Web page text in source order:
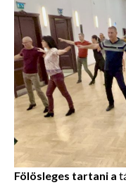
Fölösleges tartani a